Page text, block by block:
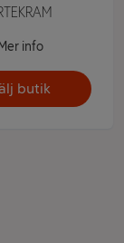
Mer info
butik